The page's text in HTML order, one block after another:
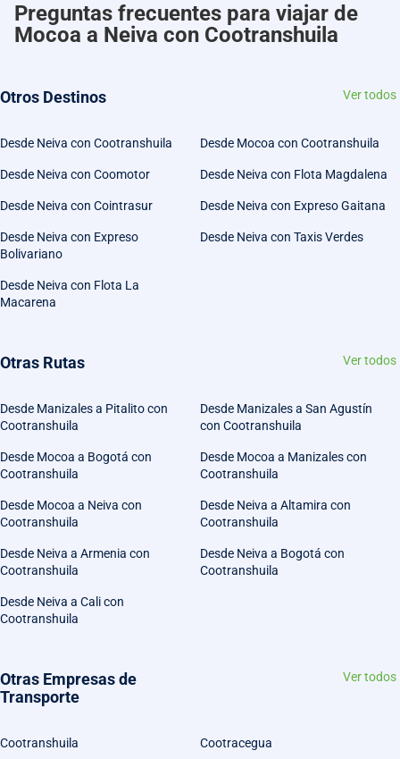
Preguntas frecuentes para viajar de
Mocoa a Neiva con Cootranshuila
Otros Destinos Ver todos
Desde Neiva con Cootranshuila Desde Mocoa con Cootranshuila
Desde Neiva con Coomotor Desde Neiva con Flota Magdalena
Desde Neiva con Cointrasur Desde Neiva con Expreso Gaitana
Desde Neiva con Expreso
Bolivariano
Desde Neiva con Taxis Verdes
Desde Neiva con Flota La
Macarena
Otras Rutas Ver todos
Desde Manizales a Pitalito con
Cootranshuila
Desde Manizales a San Agustín
con Cootranshuila
Desde Mocoa a Bogotá con
Cootranshuila
Desde Mocoa a Manizales con
Cootranshuila
Desde Mocoa a Neiva con
Cootranshuila
Desde Neiva a Altamira con
Cootranshuila
Desde Neiva a Armenia con
Cootranshuila
Desde Neiva a Bogotá con
Cootranshuila
Desde Neiva a Cali con
Cootranshuila
Otras Empresas de
Transporte
Ver todos
Cootranshuila Cootracegua